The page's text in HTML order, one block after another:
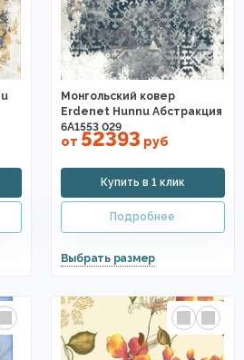
Монгольский ковер
Erdenet Hunnu Абстракция
6A1553 029
от 52393 руб